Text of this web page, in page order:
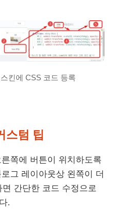
킨에 CSS 코드 등록
스텀 팁
쪽에 버튼이 위치하도록
그 레이아웃상 왼쪽이 더
간단한 코드 수정으로
.